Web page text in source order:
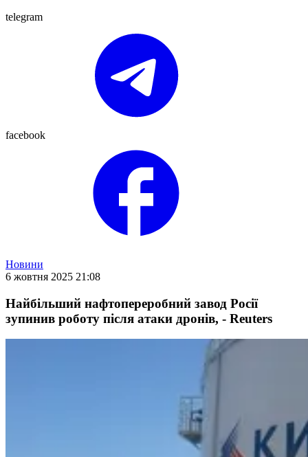
telegram
facebook
Новини
6 жовтня 2025 21:08
Найбільший нафтопереробний завод Росії
зупинив роботу після атаки дронів, - Reuters